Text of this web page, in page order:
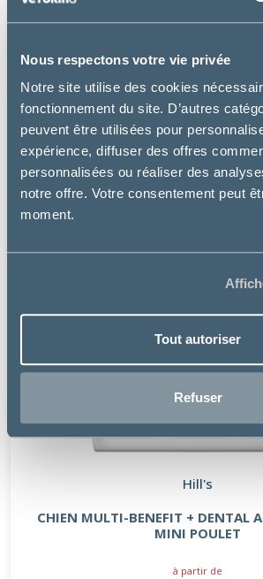
Nous respectons votre vie privée
Notre site utilise des cookies
fonctionnement du site. D’autres
peuvent être utilisées pour
expérience, diffuser des offres
personnalisées ou réaliser des
notre offre. Votre consentement peut
moment.
Tout autoriser
Refuser
à partir de
Hill's
CHIEN MULTI-BENEFIT + DENTAL
MINI POULET
à partir de